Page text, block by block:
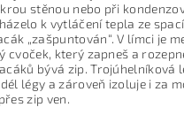
stěnou nebo při
k vytláčení tepla ze
„zašpuntován“. V límci je
který zapneš a
bývá zip.
légy a zároveň izoluje i za
zip ven.